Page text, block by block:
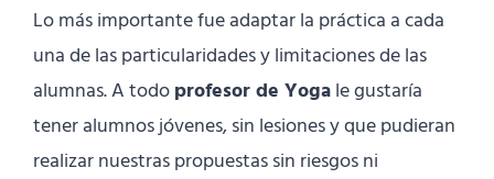
Lo más importante fue adaptar la práctica a cada
una de las particularidades y limitaciones de las
alumnas. A todoprofesor de Yogale gustaría
tener alumnos jóvenes, sin lesiones y que pudieran
realizar nuestras propuestas sin riesgos ni